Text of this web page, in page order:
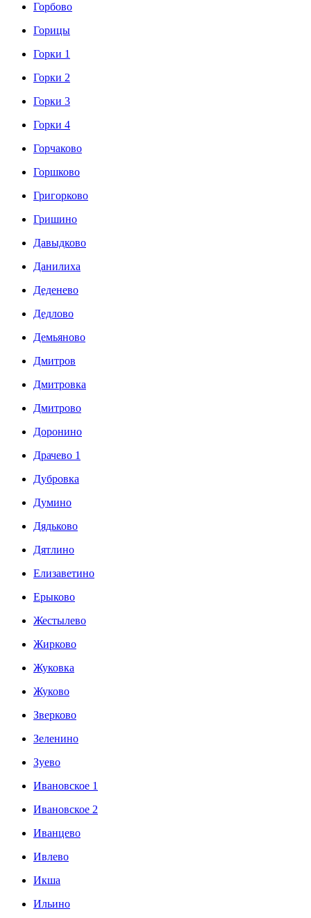
Горбово
Горицы
Горки 1
Горки 2
Горки 3
Горки 4
Горчаково
Горшково
Григорково
Гришино
Давыдково
Данилиха
Деденево
Дедлово
Демьяново
Дмитров
Дмитровка
Дмитрово
Доронино
Драчево 1
Дубровка
Думино
Дядьково
Дятлино
Елизаветино
Ерыково
Жестылево
Жирково
Жуковка
Жуково
Зверково
Зеленино
Зуево
Ивановское 1
Ивановское 2
Иванцево
Ивлево
Икша
Ильино